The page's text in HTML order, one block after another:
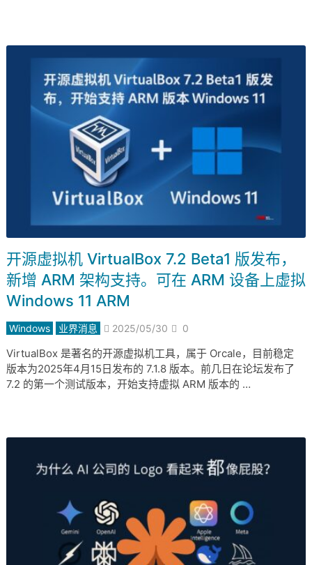
开源虚拟机 VirtualBox 7.2 Beta1 版发布，
新增 ARM 架构支持。可在 ARM 设备上虚拟
Windows 11 ARM
Windows 业界消息 2025/05/30 0
VirtualBox 是著名的开源虚拟机工具，属于 Orcale，目前稳定
版本为2025年4月15日发布的 7.1.8 版本。前几日在论坛发布了
7.2 的第一个测试版本，开始支持虚拟 ARM 版本的 …